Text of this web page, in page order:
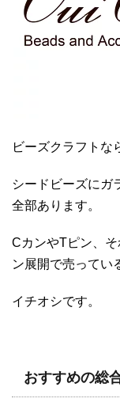
ビーズクラフトな
シードビーズにガ
全部あります。
CカンやTピン、
ン展開で売ってい
イチオシです。
おすすめの総